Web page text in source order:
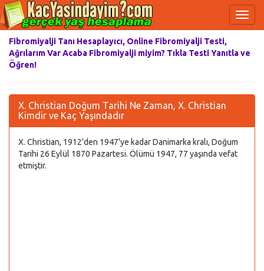
Fibromiyalji Tanı Hesaplayıcı, Online Fibromiyalji Testi,
Ağrılarım Var Acaba Fibromiyalji miyim? Tıkla Testi Yanıtla ve
Öğren!
X. Christian Doğum Tarihi Ne Zaman, X. Christian
Kimdir ve Kaç Yaşındadır
X. Christian, 1912'den 1947'ye kadar Danimarka kralı, Doğum
Tarihi 26 Eylül 1870 Pazartesi. Ölümü 1947, 77 yaşında vefat
etmiştir.